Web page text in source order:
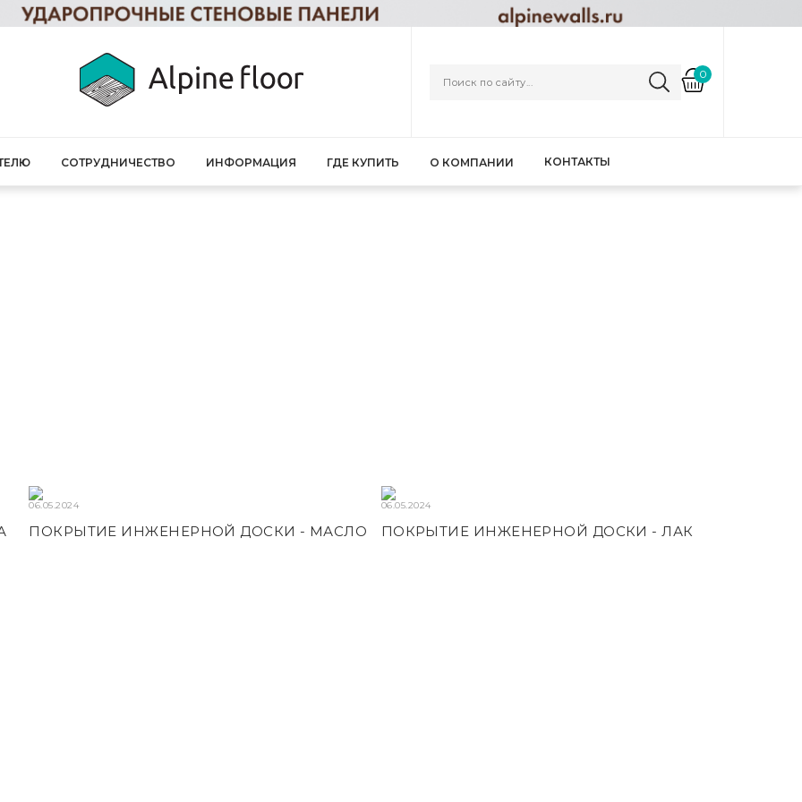
0
СОТРУДНИЧЕСТВО ИНФОРМАЦИЯ ГДЕ КУПИТЬ О КОМПАНИИ КОНТАКТЫ
06.05.2024
ПОКРЫТИЕ ИНЖЕНЕРНОЙ ДОСКИ - МАСЛО
06.05.2024
ПОКРЫТИЕ ИНЖЕНЕРНОЙ ДОСКИ - ЛАК